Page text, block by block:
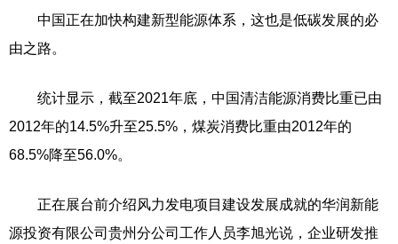
中国正在加快构建新型能源体系，这也是低碳发展的必
由之路。
统计显示，截至2021年底，中国清洁能源消费比重已由
2012年的14.5%升至25.5%，煤炭消费比重由2012年的
68.5%降至56.0%。
正在展台前介绍风力发电项目建设发展成就的华润新能
源投资有限公司贵州分公司工作人员李旭光说，企业研发推